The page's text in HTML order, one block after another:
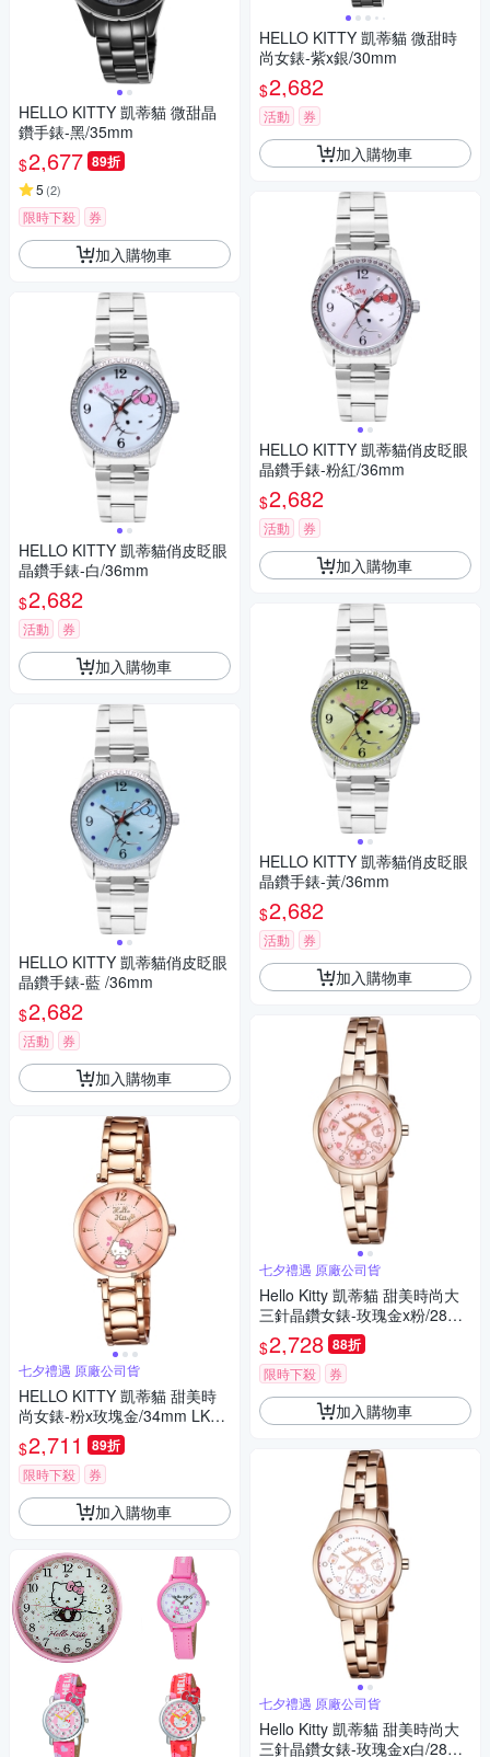
HELLO KITTY 凱蒂貓 微甜晶
鑽手錶-黑/35mm
$2,677 89折
5 (2)
限時下殺 券
加入購物車
HELLO KITTY 凱蒂貓俏皮眨眼
晶鑽手錶-白/36mm
$2,682
活動 券
加入購物車
HELLO KITTY 凱蒂貓俏皮眨眼
晶鑽手錶-藍 /36mm
$2,682
活動 券
加入購物車
七夕禮遇 原廠公司貨
HELLO KITTY 凱蒂貓 甜美時
尚女錶-粉x玫塊金/34mm LK70
9LRPI 七夕寵愛季 送禮推薦
$2,711 89折
限時下殺 券
加入購物車
HELLO KITTY 凱蒂貓 微甜時
尚女錶-紫x銀/30mm
$2,682
活動 券
加入購物車
HELLO KITTY 凱蒂貓俏皮眨眼
晶鑽手錶-粉紅/36mm
$2,682
活動 券
加入購物車
HELLO KITTY 凱蒂貓俏皮眨眼
晶鑽手錶-黃/36mm
$2,682
活動 券
加入購物車
七夕禮遇 原廠公司貨
Hello Kitty 凱蒂貓 甜美時尚大
三針晶鑽女錶-玫瑰金x粉/28m
m LK707LRPS 七夕寵愛季 送
禮推薦
$2,728 88折
限時下殺 券
加入購物車
七夕禮遇 原廠公司貨
Hello Kitty 凱蒂貓 甜美時尚大
三針晶鑽女錶-玫瑰金x白/28m